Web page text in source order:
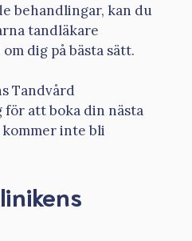
behandlingar, kan du
tandläkare
dig på bästa sätt.
Tandvård
att boka din nästa
inte bli